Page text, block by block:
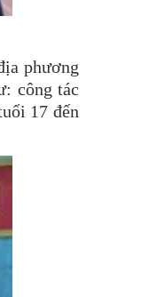
phương
công tác
17 đến